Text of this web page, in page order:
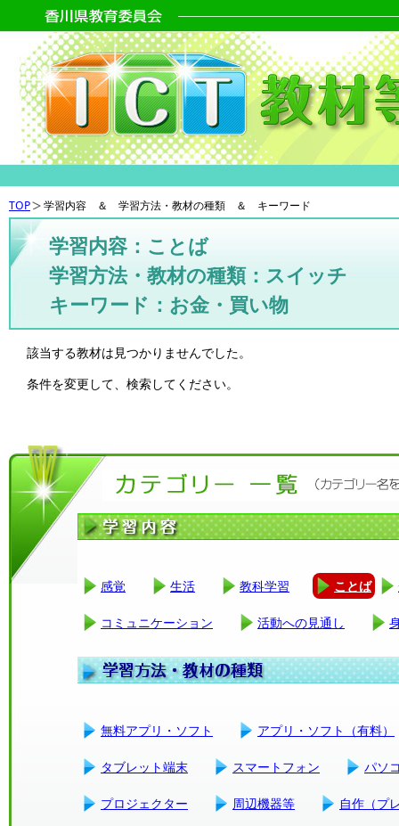
TOP 学習内容 ＆ 学習方法・教材の種類 ＆ キーワード
学習内容：ことば
学習方法・教材の種類：スイッチ
キーワード：お金・買い物
該当する教材は見つかりませんでした。
条件を変更して、検索してください。
感覚 生活 教科学習 ことば
コミュニケーション 活動への見通し
無料アプリ・ソフト アプリ・ソフト（有料）
タブレット端末 スマートフォン パソ
プロジェクター 周辺機器等 自作（プ